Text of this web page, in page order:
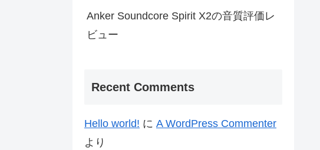
Anker Soundcore Spirit X2の音質評価レ
ビュー
Recent Comments
Hello world! に A WordPress Commenter
より